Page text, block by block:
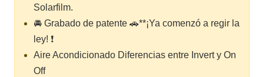
Solarfilm.
🚘 Grabado de patente 🚗**¡Ya comenzó a regir la
ley! ❗
Aire Acondicionado Diferencias entre Invert y On
Off